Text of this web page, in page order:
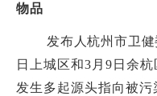
物品
发布人杭州市卫
日上城区和3月9日余
发生多起源头指向被